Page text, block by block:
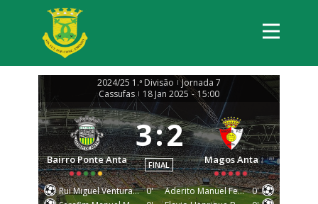
2024/25 1.ª Divisão | Jornada 7
Cassufas | 18 Jan 2025 - 15:00
Bairro Ponte Anta
3:2
FINAL Magos Anta
Rui Miguel Ventura Silva Costa 0'
Aderito Manuel Ferreira Meireles
0'